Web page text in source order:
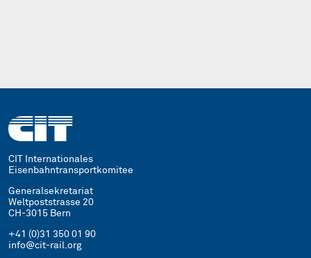
CIT Internationales
Eisenbahntransportkomitee
Generalsekretariat
Weltpoststrasse 20
CH-3015 Bern
+41 (0)31 350 01 90
info@cit-rail.org